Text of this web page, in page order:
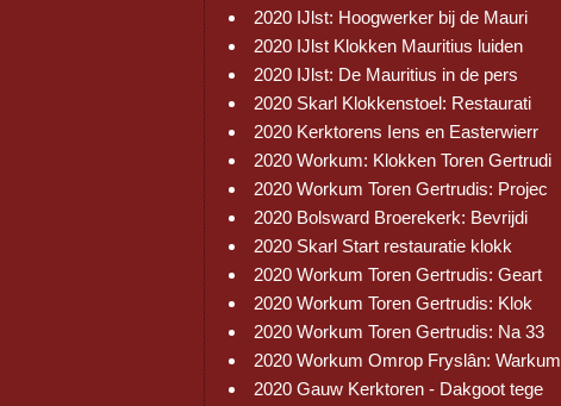
2020 IJlst: Hoogwerker bij de Mauri
2020 IJlst Klokken Mauritius luiden
2020 IJlst: De Mauritius in de pers
2020 Skarl Klokkenstoel: Restaurati
2020 Kerktorens Iens en Easterwierr
2020 Workum: Klokken Toren Gertrudi
2020 Workum Toren Gertrudis: Projec
2020 Bolsward Broerekerk: Bevrijdi
2020 Skarl Start restauratie klokk
2020 Workum Toren Gertrudis: Geart
2020 Workum Toren Gertrudis: Klok
2020 Workum Toren Gertrudis: Na 33
2020 Workum Omrop Fryslân: Warkum
2020 Gauw Kerktoren - Dakgoot tege